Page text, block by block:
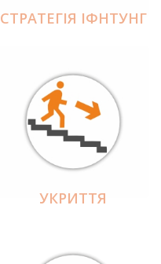
СТРАТЕГІЯ ІФНТУНГ
УКРИТТЯ